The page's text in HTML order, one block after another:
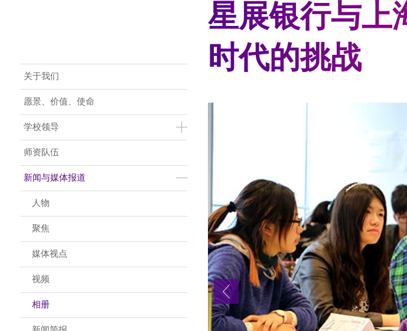
Main Menu CN
关于我们
愿景、价值、使命
学校领导
师资队伍
新闻与媒体报道
人物
聚焦
媒体视点
视频
相册
星展银行与上
时代的挑战